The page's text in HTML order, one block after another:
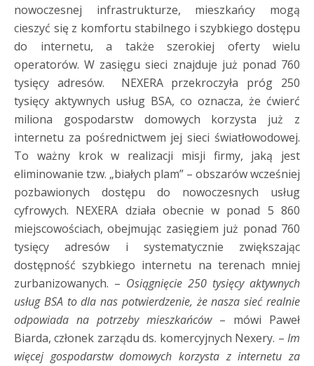
nowoczesnej infrastrukturze, mieszkańcy mogą
cieszyć się z komfortu stabilnego i szybkiego dostępu
do internetu, a także szerokiej oferty wielu
operatorów. W zasięgu sieci znajduje już ponad 760
tysięcy adresów. NEXERA przekroczyła próg 250
tysięcy aktywnych usług BSA, co oznacza, że ćwierć
miliona gospodarstw domowych korzysta już z
internetu za pośrednictwem jej sieci światłowodowej.
To ważny krok w realizacji misji firmy, jaką jest
eliminowanie tzw. „białych plam” – obszarów wcześniej
pozbawionych dostępu do nowoczesnych usług
cyfrowych. NEXERA działa obecnie w ponad 5 860
miejscowościach, obejmując zasięgiem już ponad 760
tysięcy adresów i systematycznie zwiększając
dostępność szybkiego internetu na terenach mniej
zurbanizowanych. – Osiągnięcie 250 tysięcy aktywnych
usług BSA to dla nas potwierdzenie, że nasza sieć realnie
odpowiada na potrzeby mieszkańców– mówi Paweł
Biarda, członek zarządu ds. komercyjnych Nexery. – Im
więcej gospodarstw domowych korzysta z internetu za